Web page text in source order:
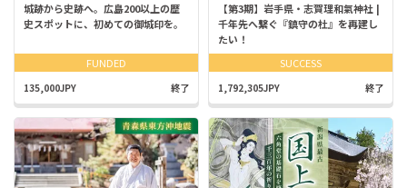
城跡から史跡へ。広島200以上の歴
史スポットに、初めての御城印を。
FUNDED
135,000JPY 終了
【第3期】岩手県・志賀理和氣神社 |
千年先へ繋ぐ『鎮守の杜』を再建し
たい！
SUCCESS
1,792,305JPY 終了